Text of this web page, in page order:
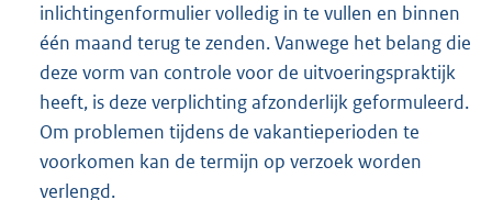
inlichtingenformulier volledig in te vullen en binnen
één maand terug te zenden. Vanwege het belang die
deze vorm van controle voor de uitvoeringspraktijk
heeft, is deze verplichting afzonderlijk geformuleerd.
Om problemen tijdens de vakantieperioden te
voorkomen kan de termijn op verzoek worden
verlengd.